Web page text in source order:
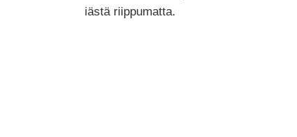
iästä riippumatta.